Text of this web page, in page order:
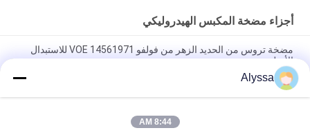
أجزاء مضخة المكبس الهيدروليكي
مضخة تروس من الحديد الزهر من فولفو VOE 14561971 للاستبدال
الأصلي
الأصلي
Alyssa
8:44 AM